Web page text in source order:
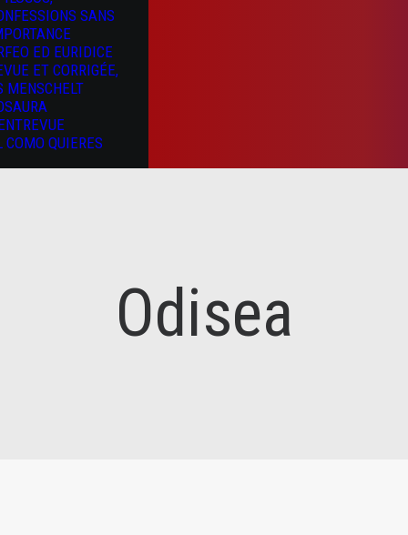
SANS
ED EURIDICE
ET CORRIGÉE,
MENSCHELT
COMO QUIERES
Odisea